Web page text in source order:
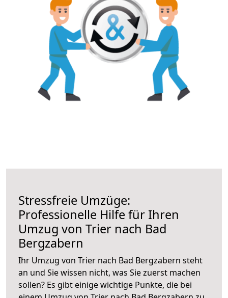
Stressfreie Umzüge:
Professionelle Hilfe für Ihren
Umzug von Trier nach Bad
Bergzabern
Ihr Umzug von Trier nach Bad Bergzabern steht
an und Sie wissen nicht, was Sie zuerst machen
sollen? Es gibt einige wichtige Punkte, die bei